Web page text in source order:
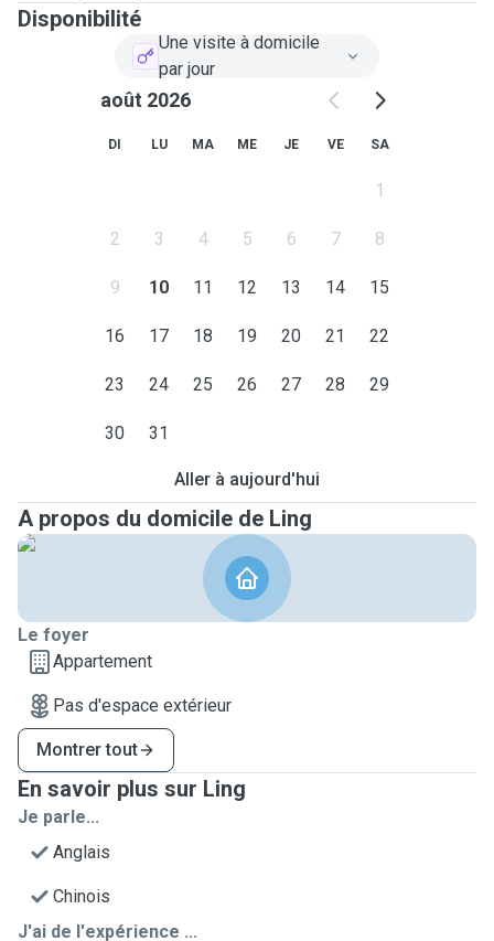
Disponibilité
Une visite à domicile
par jour
août 2026
DI LU MA ME JE VE SA
1
2 3 4 5 6 7 8
9 10 11 12 13 14 15
16 17 18 19 20 21 22
23 24 25 26 27 28 29
30 31
Aller à aujourd'hui
A propos du domicile de Ling
Le foyer
Appartement
Pas d'espace extérieur
Montrer tout
En savoir plus sur Ling
Je parle...
Anglais
Chinois
J'ai de l'expérience ...